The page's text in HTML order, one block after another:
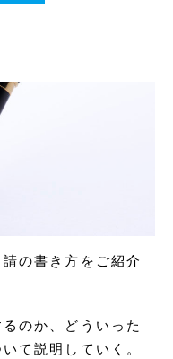
の書き方をご紹介
のか、どういった
て説明していく。